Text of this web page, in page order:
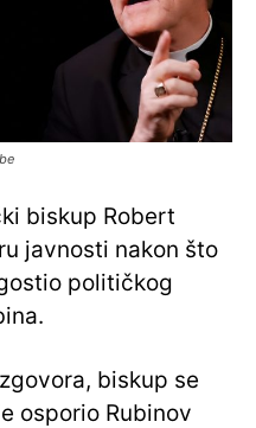
biskup Robert
javnosti nakon što
političkog
biskup se
osporio Rubinov